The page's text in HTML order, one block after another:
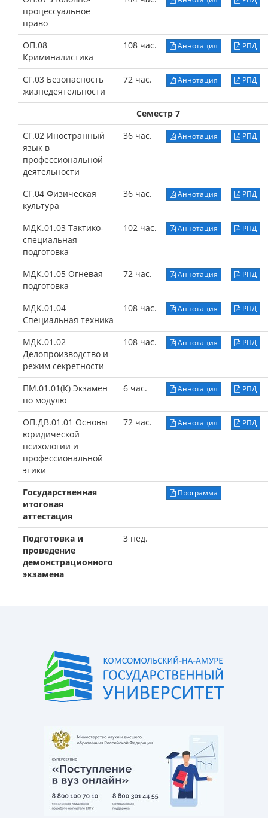
процессуальное
право
ОП.08
Криминалистика
108 час. Аннотация РПД
СГ.03 Безопасность
жизнедеятельности
72 час. Аннотация РПД
Семестр 7
СГ.02 Иностранный
язык в
профессиональной
деятельности
36 час. Аннотация РПД
СГ.04 Физическая
культура
36 час. Аннотация РПД
МДК.01.03 Тактико-
специальная
подготовка
102 час. Аннотация РПД
МДК.01.05 Огневая
подготовка
72 час. Аннотация РПД
МДК.01.04
Специальная техника
108 час. Аннотация РПД
МДК.01.02
Делопроизводство и
режим секретности
108 час. Аннотация РПД
ПМ.01.01(К) Экзамен
по модулю
6 час. Аннотация РПД
ОП.ДВ.01.01 Основы
юридической
психологии и
профессиональной
этики
72 час. Аннотация РПД
Государственная
итоговая
аттестация
Программа
Подготовка и
проведение
демонстрационного
экзамена
3 нед.